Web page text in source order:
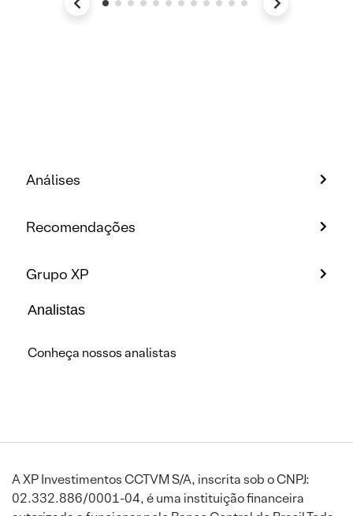
Análises
Recomendações
Grupo XP
Analistas
Conheça nossos analistas
A XP Investimentos CCTVM S/A, inscrita sob o CNPJ:
02.332.886/0001-04, é uma instituição financeira